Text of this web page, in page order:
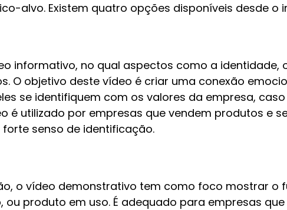
alvo. Existem quatro opções disponíveis desde o
informativo, no qual aspectos como a identidade,
O objetivo deste vídeo é criar uma conexão
se identifiquem com os valores da empresa,
é utilizado por empresas que vendem produtos e
senso de identificação.
o vídeo demonstrativo tem como foco mostrar o
produto em uso. É adequado para empresas